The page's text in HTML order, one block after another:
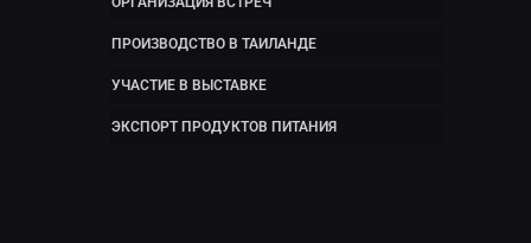
ПРОИЗВОДСТВО В ТАИЛАНДЕ
УЧАСТИЕ В ВЫСТАВКЕ
ЭКСПОРТ ПРОДУКТОВ ПИТАНИЯ